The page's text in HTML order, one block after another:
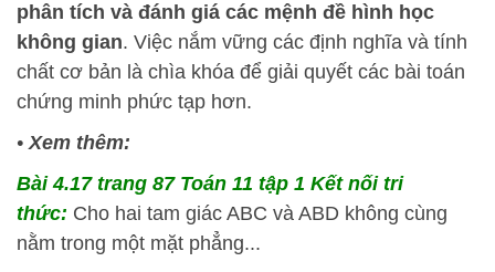
phân tích và đánh giá các mệnh đề hình học
không gian. Việc nắm vững các định nghĩa và tính
chất cơ bản là chìa khóa để giải quyết các bài toán
chứng minh phức tạp hơn.
•Xem thêm:
Bài 4.17 trang 87 Toán 11 tập 1 Kết nối tri
thức: Cho hai tam giác ABC và ABD không cùng
nằm trong một mặt phẳng...